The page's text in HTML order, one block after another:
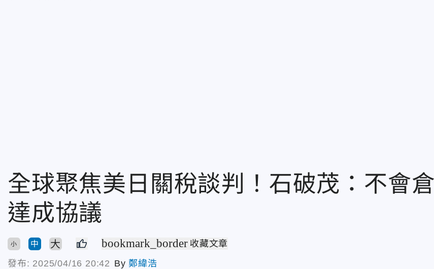
全球聚焦美日關稅談判！石破茂：不會
達成協議
小 中 大 bookmark_border 收藏文章
發布: 2025/04/16 20:42 By鄭緯浩